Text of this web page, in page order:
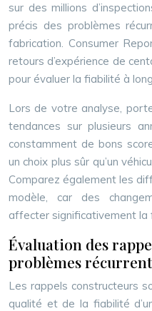
sur des millions
précis des problèmes
fabrication. Consumer
retours d’expérience de
pour évaluer la fiabilité à
Lors de votre analyse,
tendances sur plusieurs
constamment de bons
un choix plus sûr qu’un
Comparez également les
modèle, car des
affecter significativement la
Évaluation des
problèmes
Les rappels constructeurs
qualité et de la fiabilité